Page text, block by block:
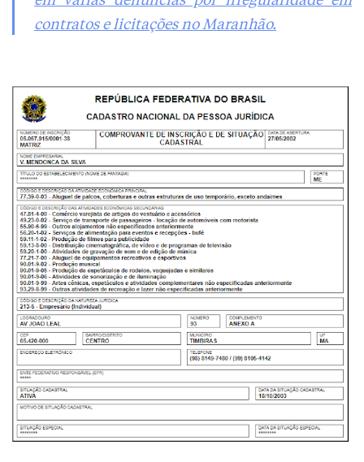
contratos e licitações no Maranhão.